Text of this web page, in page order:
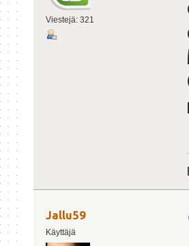
Viestejä: 321
Jallu59
Käyttäjä